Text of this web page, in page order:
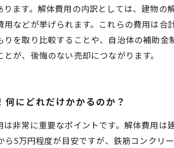
ます。解体費用の内訳としては、建物
用などが挙げられます。これらの費用は
を取り比較することや、自治体の補助
が、後悔のない売却につながります。
にどれだけかかるのか？
非常に重要なポイントです。解体費用
5万円程度が目安ですが、鉄筋コンクリ